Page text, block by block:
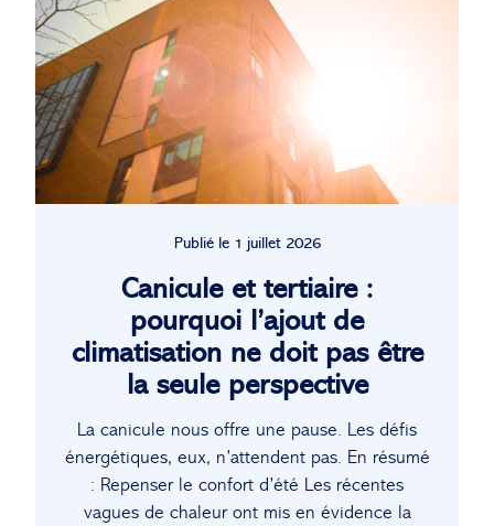
Publié le 1 juillet 2026
Canicule et tertiaire :
pourquoi l’ajout de
climatisation ne doit pas être
la seule perspective
La canicule nous offre une pause. Les défis
énergétiques, eux, n’attendent pas. En résumé
: Repenser le confort d’été Les récentes
vagues de chaleur ont mis en évidence la